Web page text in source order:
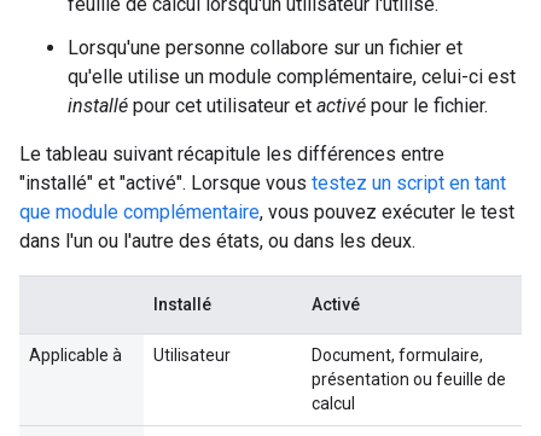
Lorsqu'une personne collabore sur un fichier et
qu'elle utilise un module complémentaire, celui-ci est
installé pour cet utilisateur et activé pour le fichier.
Le tableau suivant récapitule les différences entre
"installé" et "activé". Lorsque vous testez un script en tant
que module complémentaire, vous pouvez exécuter le test
dans l'un ou l'autre des états, ou dans les deux.
Installé Activé
Applicable à Utilisateur
Document, formulaire,
présentation ou feuille de
calcul